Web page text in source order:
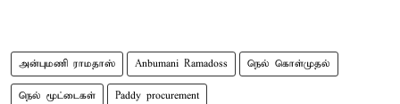
அன்புமணி ராமதாஸ் Anbumani Ramadoss நெல் கொள்முதல்
நெல் மூட்டைகள் Paddy procurement